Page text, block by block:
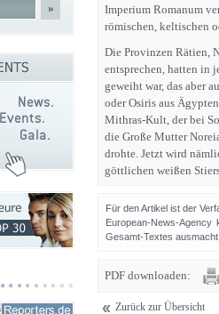
Imperium Romanum
römischen, keltischen
Die Provinzen Rätien,
entsprechen, hatten in
geweiht war, das aber
oder Osiris aus
Mithras-Kult, der bei
die Große Mutter
drohte. Jetzt wird
göttlichen weißen
Für den Artikel ist der
European-News-
Gesamt-Textes
PDF downloaden:
Zurück zur Übersicht
»